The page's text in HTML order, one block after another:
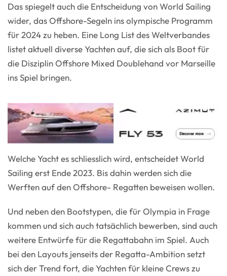
Das spiegelt auch die Entscheidung von World Sailing
wider, das Offshore-Segeln ins olympische Programm
für 2024 zu heben. Eine Long List des Weltverbandes
listet aktuell diverse Yachten auf, die sich als Boot für
die Disziplin Offshore Mixed Doublehand vor Marseille
ins Spiel bringen.
Welche Yacht es schliesslich wird, entscheidet World
Sailing erst Ende 2023. Bis dahin werden sich die
Werften auf den Offshore- Regatten beweisen wollen.
Und neben den Bootstypen, die für Olympia in Frage
kommen und sich auch tatsächlich bewerben, sind auch
weitere Entwürfe für die Regattabahn im Spiel. Auch
bei den Layouts jenseits der Regatta-Ambition setzt
sich der Trend fort, die Yachten für kleine Crews zu